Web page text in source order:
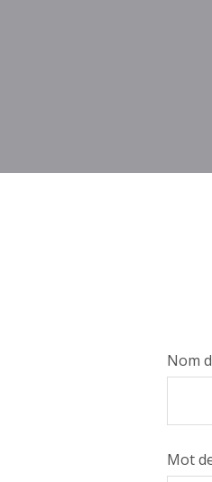
Nom
Mot